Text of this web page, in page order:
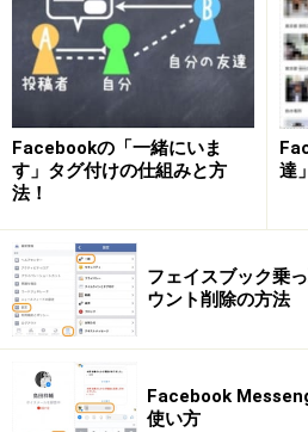
「(y)」が「いいね！」マークにな
ただし、スマートフォンではそ
「『いいね！』のことなんだ
う。
スマートフォンではそのまま「(y)
Facebookの「一緒にいま
す」タグ付けの仕組みと方
法！
達
フェイスブック乗
ウント削除の方法
Facebook
使い方